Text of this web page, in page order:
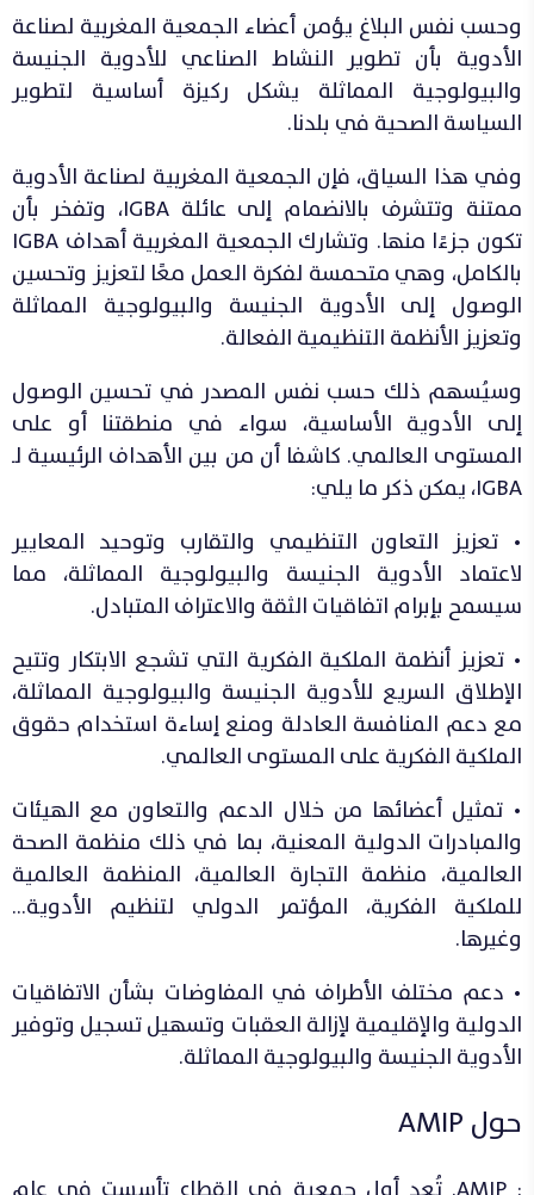
وحسب نفس البلاغ يؤمن أعضاء الجمعية المغربية لصناعة
الأدوية بأن تطوير النشاط الصناعي للأدوية الجنيسة
والبيولوجية المماثلة يشكل ركيزة أساسية لتطوير
السياسة الصحية في بلدنا.
وفي هذا السياق، فإن الجمعية المغربية لصناعة الأدوية
ممتنة وتتشرف بالانضمام إلى عائلة IGBA، وتفخر بأن
تكون جزءًا منها. وتشارك الجمعية المغربية أهداف IGBA
بالكامل، وهي متحمسة لفكرة العمل معًا لتعزيز وتحسين
الوصول إلى الأدوية الجنيسة والبيولوجية المماثلة
وتعزيز الأنظمة التنظيمية الفعالة.
وسيُسهم ذلك حسب نفس المصدر في تحسين الوصول
إلى الأدوية الأساسية، سواء في منطقتنا أو على
المستوى العالمي. كاشفا أن من بين الأهداف الرئيسية لـ
IGBA، يمكن ذكر ما يلي:
• تعزيز التعاون التنظيمي والتقارب وتوحيد المعايير
لاعتماد الأدوية الجنيسة والبيولوجية المماثلة، مما
سيسمح بإبرام اتفاقيات الثقة والاعتراف المتبادل.
• تعزيز أنظمة الملكية الفكرية التي تشجع الابتكار وتتيح
الإطلاق السريع للأدوية الجنيسة والبيولوجية المماثلة،
مع دعم المنافسة العادلة ومنع إساءة استخدام حقوق
الملكية الفكرية على المستوى العالمي.
• تمثيل أعضائها من خلال الدعم والتعاون مع الهيئات
والمبادرات الدولية المعنية، بما في ذلك منظمة الصحة
العالمية، منظمة التجارة العالمية، المنظمة العالمية
للملكية الفكرية، المؤتمر الدولي لتنظيم الأدوية…
وغيرها.
• دعم مختلف الأطراف في المفاوضات بشأن الاتفاقيات
الدولية والإقليمية لإزالة العقبات وتسهيل تسجيل وتوفير
الأدوية الجنيسة والبيولوجية المماثلة.
حول AMIP